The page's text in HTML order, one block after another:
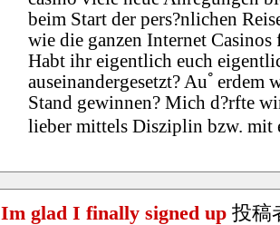
beim Start der pers?nlichen
wie die ganzen Internet
Habt ihr eigentlich euch
auseinandergesetzt? Auﾟerdem
Stand gewinnen? Mich d?rfte
lieber mittels Disziplin bzw. mit
Im glad I finally signed up 投稿